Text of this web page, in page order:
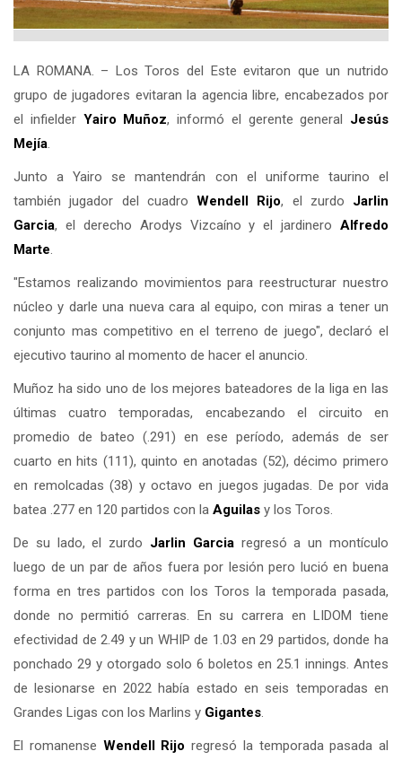
LA ROMANA. – Los Toros del Este evitaron que un nutrido
grupo de jugadores evitaran la agencia libre, encabezados por
el infielder Yairo Muñoz, informó el gerente general Jesús
Mejía.
Junto a Yairo se mantendrán con el uniforme taurino el
también jugador del cuadro Wendell Rijo, el zurdo Jarlin
Garcia, el derecho Arodys Vizcaíno y el jardinero Alfredo
Marte.
"Estamos realizando movimientos para reestructurar nuestro
núcleo y darle una nueva cara al equipo, con miras a tener un
conjunto mas competitivo en el terreno de juego", declaró el
ejecutivo taurino al momento de hacer el anuncio.
Muñoz ha sido uno de los mejores bateadores de la liga en las
últimas cuatro temporadas, encabezando el circuito en
promedio de bateo (.291) en ese período, además de ser
cuarto en hits (111), quinto en anotadas (52), décimo primero
en remolcadas (38) y octavo en juegos jugadas. De por vida
batea .277 en 120 partidos con la Aguilas y los Toros.
De su lado, el zurdo Jarlin Garciaregresó a un montículo
luego de un par de años fuera por lesión pero lució en buena
forma en tres partidos con los Toros la temporada pasada,
donde no permitió carreras. En su carrera en LIDOM tiene
efectividad de 2.49 y un WHIP de 1.03 en 29 partidos, donde ha
ponchado 29 y otorgado solo 6 boletos en 25.1 innings. Antes
de lesionarse en 2022 había estado en seis temporadas en
Grandes Ligas con los Marlins y Gigantes.
El romanense Wendell Rijo regresó la temporada pasada al